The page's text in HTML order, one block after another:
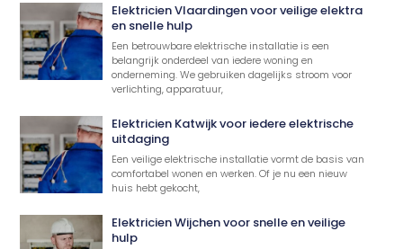
Elektricien Vlaardingen voor veilige elektra
en snelle hulp
Een betrouwbare elektrische installatie is een
belangrijk onderdeel van iedere woning en
onderneming. We gebruiken dagelijks stroom voor
verlichting, apparatuur,
Elektricien Katwijk voor iedere elektrische
uitdaging
Een veilige elektrische installatie vormt de basis van
comfortabel wonen en werken. Of je nu een nieuw
huis hebt gekocht,
Elektricien Wijchen voor snelle en veilige
hulp